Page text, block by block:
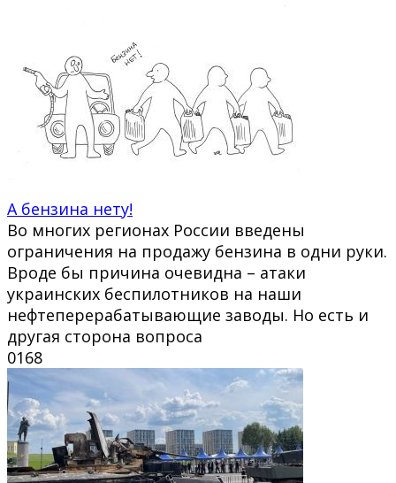
А бензина нету!
Во многих регионах России введены
ограничения на продажу бензина в одни руки.
Вроде бы причина очевидна – атаки
украинских беспилотников на наши
нефтеперерабатывающие заводы. Но есть и
другая сторона вопроса
0168